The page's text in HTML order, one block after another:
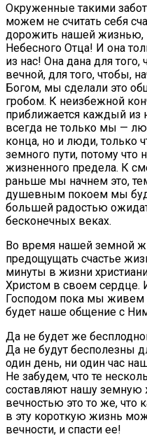
Окруженные такими
можем не считать себя
дорожить нашей
Небесного Отца! И она
из нас! Она дана для
вечной, для того, чтобы,
Богом, мы сделали это
гробом. К неизбежной
приближается каждый из
всегда не только мы —
конца, но и люди, только
земного пути, потому что
жизненного предела. К
раньше мы начнем это,
душевным покоем мы
большей радостью
бесконечных веках.
Во время нашей земной
предощущать счастье
минуты в жизни
Христом в своем
Господом пока мы живем
будет наше общение с
Да не будет же
Да не будут бесполезны
один день, ни один час
Не забудем, что те
составляют нашу земную
вечностью это то же, что
в эту короткую жизнь
вечности, и спасти ее!